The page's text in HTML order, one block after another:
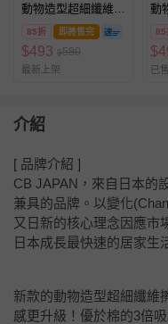
動物造型超細纖維髮
帶-緞帶棕熊
85折 即將售完
$493 $580
最新上架
動
85
$
已
介紹
[ 品牌介紹 ]
CB JAPAN，來自日本的
兼具的品牌。以變化
又日新的核心理念因應市
日本成長最快速的居家生
新款的動物造型超細纖維
感更升級！優於棉的3倍